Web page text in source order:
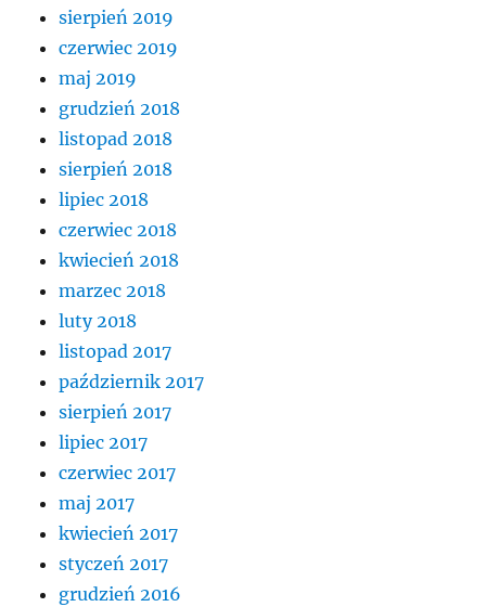
sierpień 2019
czerwiec 2019
maj 2019
grudzień 2018
listopad 2018
sierpień 2018
lipiec 2018
czerwiec 2018
kwiecień 2018
marzec 2018
luty 2018
listopad 2017
październik 2017
sierpień 2017
lipiec 2017
czerwiec 2017
maj 2017
kwiecień 2017
styczeń 2017
grudzień 2016